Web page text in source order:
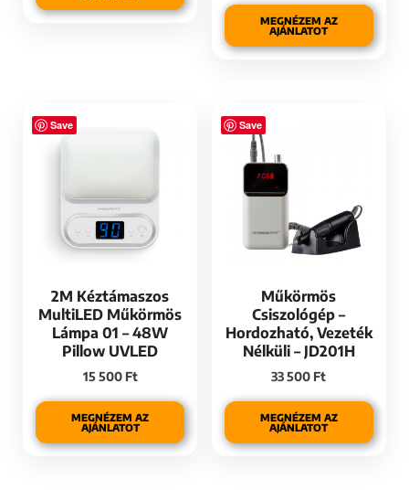
MEGNÉZEM AZ
AJÁNLATOT
Save
2M Kéztámaszos
MultiLED Műkörmös
Lámpa 01 – 48W
Pillow UVLED
15 500 Ft
MEGNÉZEM AZ
AJÁNLATOT
Save
Műkörmös
Csiszológép –
Hordozható, Vezeték
Nélküli – JD201H
33 500 Ft
MEGNÉZEM AZ
AJÁNLATOT